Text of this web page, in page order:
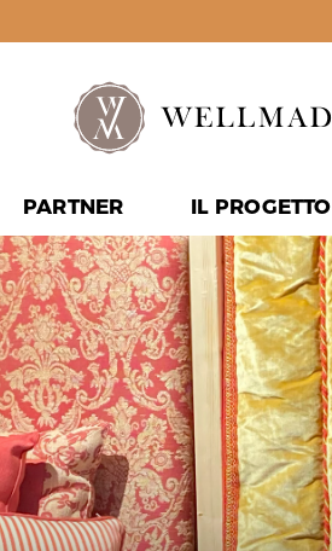
PARTNER IL PROGETTO